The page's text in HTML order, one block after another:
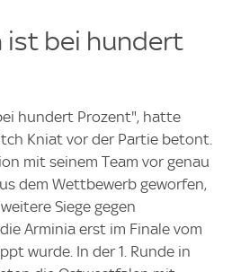
ist bei hundert
hundert Prozent", hatte
Kniat vor der Partie betont.
mit seinem Team vor genau
dem Wettbewerb geworfen,
Siege gegen
Arminia erst im Finale vom
wurde. In der 1. Runde in